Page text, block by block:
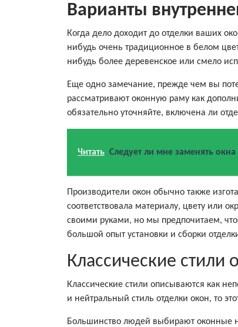
Варианты
Когда дело доходит до отделки ваших
нибудь очень традиционное в белом
нибудь более деревенское или смело
Еще одно замечание, прежде чем вы
рассматривают оконную раму как
обязательно уточняйте, включена ли
Читать Следует ли мне заменять
Производители окон обычно также
соответствовала материалу, цвету или
своими руками, но мы предпочитаем,
большой опыт установки и сборки
Классические стили
Классические стили описываются как
и нейтральный стиль отделки окон, то
Большинство людей выбирают оконные